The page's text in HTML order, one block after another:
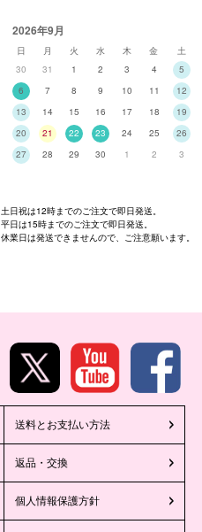
2026年9月
日 月 火 水 木 金
土
30
31 1 2 3 4
5
6
7 8 9 10 11
12
13
14 15 16 17 18
19
20
21 22 23 24 25
26
27
28 29 30 1 2 3
土日祝は12時までのご注文で即日発送。
平日は15時までのご注文で即日発送。
休業日は発送できませんので、ご注意願います。
送料とお支払い方法
返品・交換
個人情報保護方針